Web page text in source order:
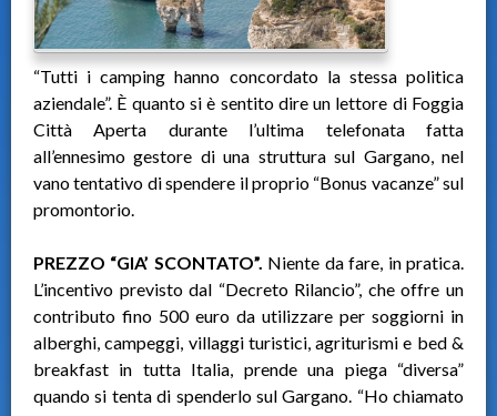
“Tutti i camping hanno concordato la stessa politica
aziendale”. È quanto si è sentito dire un lettore di Foggia
Città Aperta durante l’ultima telefonata fatta
all’ennesimo gestore di una struttura sul Gargano, nel
vano tentativo di spendere il proprio “Bonus vacanze” sul
promontorio.
PREZZO “GIA’ SCONTATO”. Niente da fare, in pratica.
L’incentivo previsto dal “Decreto Rilancio”, che offre un
contributo fino 500 euro da utilizzare per soggiorni in
alberghi, campeggi, villaggi turistici, agriturismi e bed &
breakfast in tutta Italia, prende una piega “diversa”
quando si tenta di spenderlo sul Gargano. “Ho chiamato